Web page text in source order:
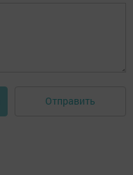
Отправить